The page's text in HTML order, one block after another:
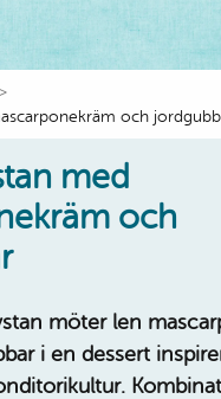
och
med
och
möter len
i en dessert